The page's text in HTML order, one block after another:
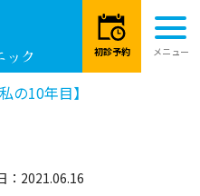
私の10年目】
：2021.06.16